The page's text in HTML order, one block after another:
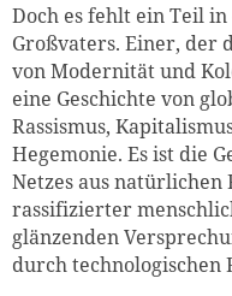
Doch es fehlt ein Teil
Großvaters. Einer, der
von Modernität und
eine Geschichte von
Rassismus,
Hegemonie. Es ist die
Netzes aus natürlichen
rassifizierter
glänzenden
durch